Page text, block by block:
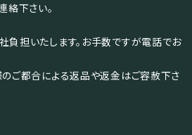
絡下さい。
担いたします。お手数ですが電話でお
ご都合による返品や返金はご容赦下さ